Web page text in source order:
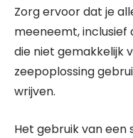
Zorg ervoor dat je
meeneemt, inclusief
die niet gemakkelijk
zeepoplossing
wrijven.
Het gebruik van een